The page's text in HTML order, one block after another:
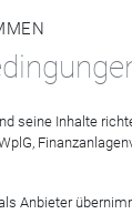
die
S&P-400
seine Inhalte
als Anbieter